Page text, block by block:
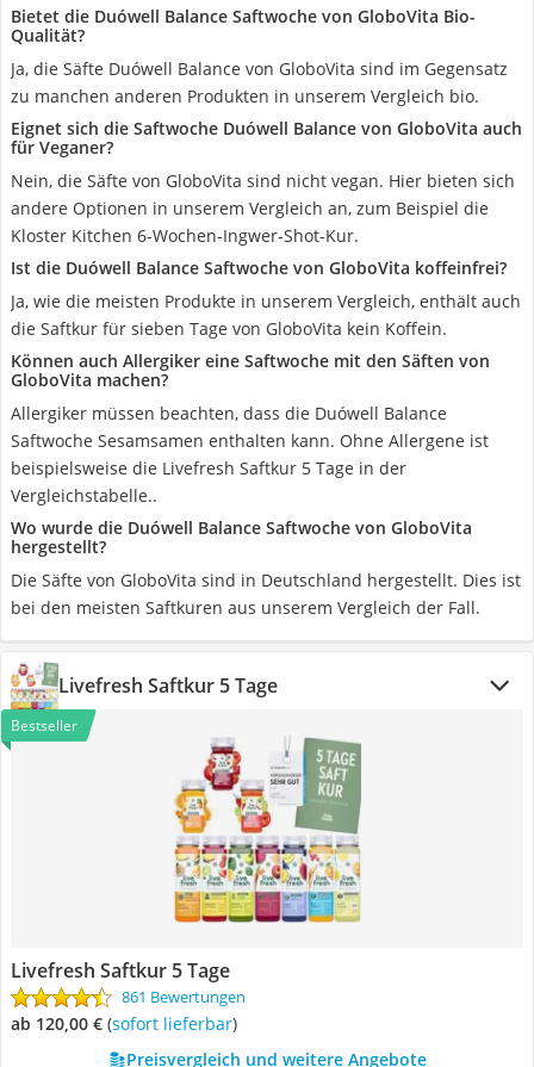
Bietet die Duówell Balance Saftwoche von GloboVita Bio-
Qualität?
Ja, die Säfte Duówell Balance von GloboVita sind im Gegensatz
zu manchen anderen Produkten in unserem Vergleich bio.
Eignet sich die Saftwoche Duówell Balance von GloboVita auch
für Veganer?
Nein, die Säfte von GloboVita sind nicht vegan. Hier bieten sich
andere Optionen in unserem Vergleich an, zum Beispiel die
Kloster Kitchen 6-Wochen-Ingwer-Shot-Kur.
Ist die Duówell Balance Saftwoche von GloboVita koffeinfrei?
Ja, wie die meisten Produkte in unserem Vergleich, enthält auch
die Saftkur für sieben Tage von GloboVita kein Koffein.
Können auch Allergiker eine Saftwoche mit den Säften von
GloboVita machen?
Allergiker müssen beachten, dass die Duówell Balance
Saftwoche Sesamsamen enthalten kann. Ohne Allergene ist
beispielsweise die Livefresh Saftkur 5 Tage in der
Vergleichstabelle..
Wo wurde die Duówell Balance Saftwoche von GloboVita
hergestellt?
Die Säfte von GloboVita sind in Deutschland hergestellt. Dies ist
bei den meisten Saftkuren aus unserem Vergleich der Fall.
Livefresh Saftkur 5 Tage
Bestseller
Livefresh Saftkur 5 Tage
861 Bewertungen
ab 120,00 € ( Sofort lieferbar)
Preisvergleich und weitere Angebote